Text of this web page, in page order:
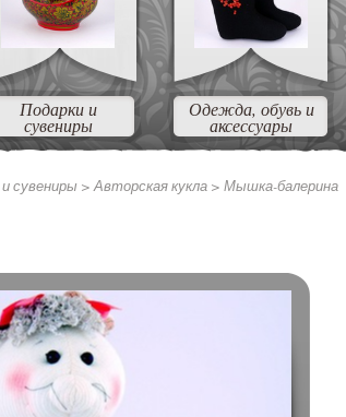
Подарки и
сувениры
Одежда, обувь и
аксессуары
сувениры >Авторская кукла > Мышка-балерина